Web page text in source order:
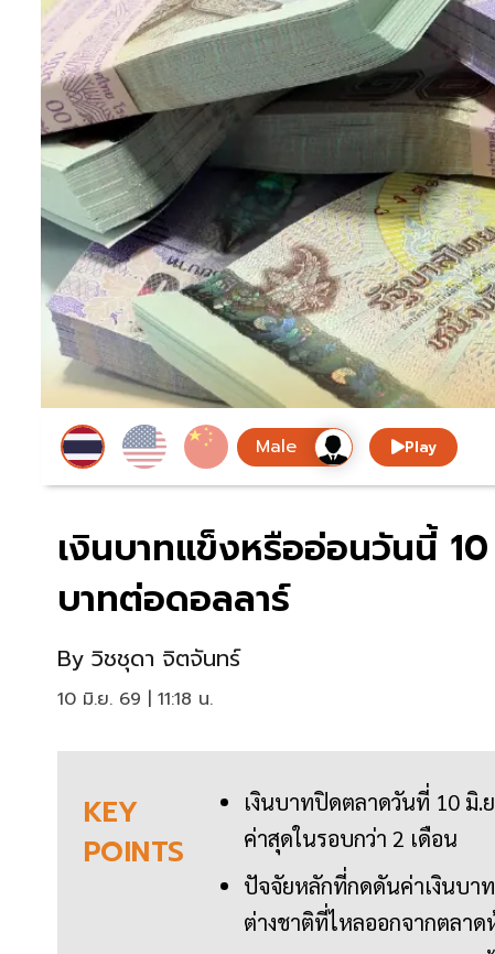
Play
เงินบาทแข็งหรืออ่อนวันนี้
บาทต่อดอลลาร์
By วิชชุดา จิตจันทร์
10 มิ.ย. 69 | 11:18 น.
KEY
POINTS
เงินบาทปิดตลาดวันที่ 10 มิ.
ค่าสุดในรอบกว่า 2 เดือน
ปัจจัยหลักที่กดดันค่าเงินบา
ต่างชาติที่ไหลออกจากตลา